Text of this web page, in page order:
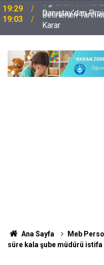
19:03
Danıştay’dan
Karar
Ana Sayfa Meb
süre kala şube müdürü istifa